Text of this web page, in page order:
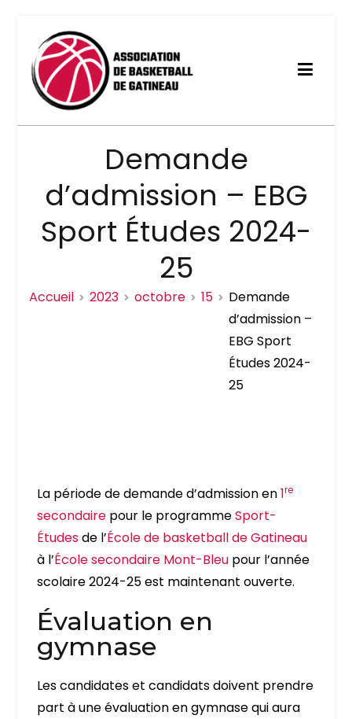
Association de basketball
de Gatineau
Demande
d’admission – EBG
Sport Études 2024-
25
Accueil 2023 octobre 15
Demande
d’admission –
EBG Sport
Études 2024-
25
La période de demande d’admission en1re
secondaire pour le programmeSport-
Étudesde l’École de basketball de Gatineau
à l’École secondaire Mont-Bleu pour l’année
scolaire 2024-25 est maintenant ouverte.
Évaluation en
gymnase
Les candidates et candidats doivent prendre
part à une évaluation en gymnase qui aura